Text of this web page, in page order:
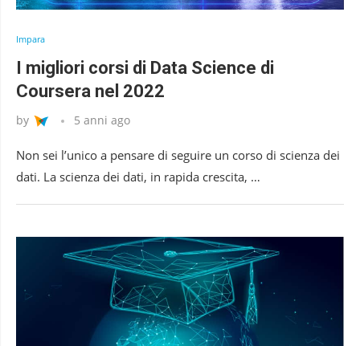
Impara
I migliori corsi di Data Science di
Coursera nel 2022
by 5 anni ago
Non sei l’unico a pensare di seguire un corso di scienza dei
dati. La scienza dei dati, in rapida crescita, …